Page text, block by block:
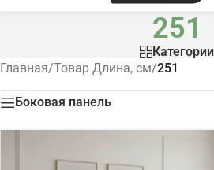
251
Категории
Главная/Товар Длина, см/251
Боковая панель